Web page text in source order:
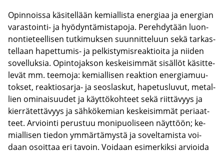
Opin­nois­sa kä­si­tel­lään ke­mial­lis­ta ener­gi­aa ja ener­gian
varastointi-​ ja hyö­dyn­tä­mis­ta­po­ja. Pe­reh­dy­tään luon­
non­tie­teel­li­sen tut­ki­muk­sen suun­nit­te­luun sekä tar­kas­
tel­laan hapettumis-​ ja pel­kis­ty­mis­reak­tioi­ta ja nii­den
so­vel­luk­sia. Opin­to­jak­son kes­kei­sim­mät si­säl­löt kä­sit­te­
le­vät mm. tee­mo­ja: ke­mial­li­sen reak­tion ener­gia­muu­
tok­set, reaktiosarja-​ ja seos­las­kut, ha­pe­tus­lu­vut, me­tal­
lien omi­nai­suu­det ja käyt­tö­koh­teet sekä riit­tä­vyys ja
kier­rä­tet­tä­vyys ja säh­kö­ke­mian kes­kei­sim­mät pe­ri­aat­
teet. Ar­vioin­ti pe­rus­tuu mo­ni­puo­li­seen näyt­töön; ke­
mial­li­sen tie­don ym­mär­tä­mys­tä ja so­vel­ta­mis­ta voi­
daan osoit­taa eri ta­voin. Voi­daan esi­mer­kik­si ar­vioi­da